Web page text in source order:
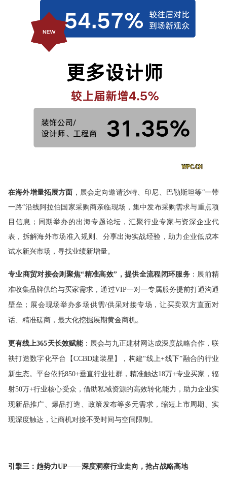
在海外增量拓展方面 ，展会定向邀请沙特、印尼、巴勒斯坦等“一带
一路”沿线阿拉伯国家采购商亲临现场，集中发布采购需求与重点项
目信息；同期举办的出海专题论坛，汇聚行业专家与资深企业代
表，拆解海外市场准入规则、分享出海实战经验，助力企业低成本
试水新兴市场，寻找业绩新增量。
专业商贸对接会则聚焦“精准高效”，提供全流程闭环服务：展前精
准收集品牌供给与买家需求，通过VIP一对一专属服务提前打通沟通
壁垒；展会现场举办多场供需/供采对接专场，让买卖双方直面对
话、精准磋商，最大化挖掘展期黄金商机。
更有线上365天长效赋能：展会与九正建材网达成深度战略合作，联
袂打造数字化平台【CCBD建装星】，构建“线上+线下”融合的行业
新生态。平台依托850+垂直行业社群，精准触达18万+专业买家，辐
射50万+行业核心受众，借助私域资源的高效转化能力，助力企业实
现新品推广、爆品打造、政策发布等多元需求，缩短上市周期、实
现深度触达，让商机对接不受时间与空间限制。
引擎三：趋势力UP——深度洞察行业走向，抢占战略高地